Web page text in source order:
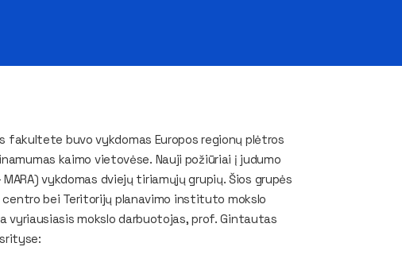
fakultete buvo vykdomas Europos regionų plėtros
kaimo vietovėse. Nauji požiūriai į judumo
vykdomas dviejų tiriamųjų grupių. Šios grupės
bei Teritorijų planavimo instituto mokslo
vyriausiasis mokslo darbuotojas, prof. Gintautas